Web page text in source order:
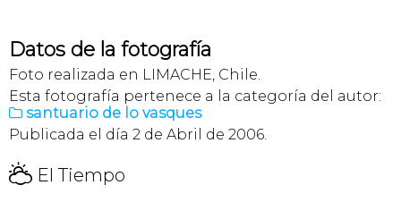
Datos de la fotografía
Foto realizada en LIMACHE, Chile.
Esta fotografía pertenece a la categoría del autor:
 santuario de lo vasques
Publicada el día 2 de Abril de 2006.
H El Tiempo